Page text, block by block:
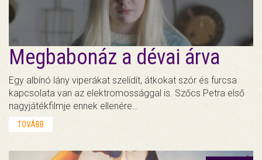
Megbabonáz a dévai árva
Egy albínó lány viperákat szelídít, átkokat szór és furcsa
kapcsolata van az elektromossággal is. Szőcs Petra első
nagyjátékfilmje ennek ellenére…
TOVÁBB